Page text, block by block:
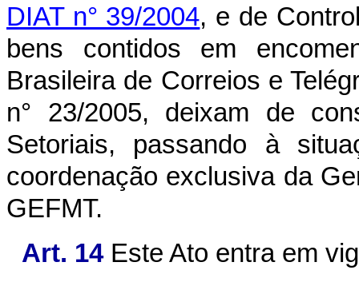
DIAT n° 39/2004, e de
bens contidos em
Brasileira de Correios e
n° 23/2005, deixam de
Setoriais, passando à
coordenação exclusiva da
GEFMT.
Art. 14Este Ato entra em